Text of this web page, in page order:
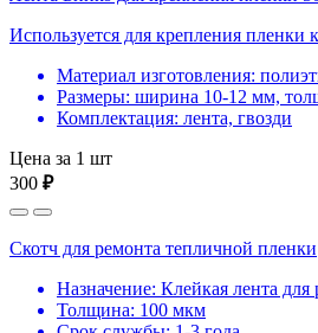
Используется для крепления пленки
Материал изготовления:
Размеры: ширина 10-12 мм,
Комплектация: лента, гвозди
Цена за 1 шт
300 ₽
Скотч для ремонта тепличной пленки
Назначение: Клейкая лента
Толщина: 100 мкм